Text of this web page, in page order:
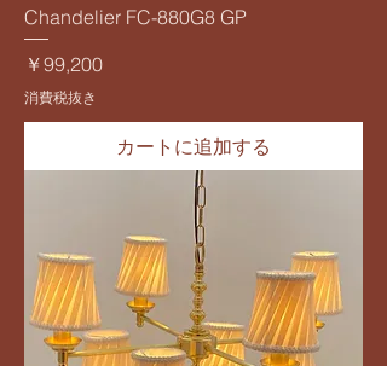
Chandelier FC-880G8 GP
価格
￥99,200
消費税抜き
カートに追加する